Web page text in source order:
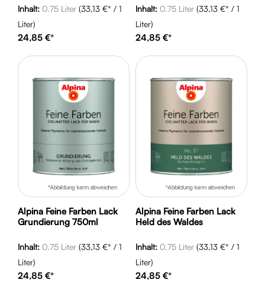
Inhalt: 0.75 Liter (33,13 €* / 1
Liter)
24,85 €*
Inhalt: 0.75 Liter (33,13 €* / 1
Liter)
24,85 €*
Alpina Feine Farben Lack
Grundierung 750ml
Inhalt: 0.75 Liter (33,13 €* / 1
Liter)
24,85 €*
Alpina Feine Farben Lack
Held des Waldes
Inhalt: 0.75 Liter (33,13 €* / 1
Liter)
24,85 €*